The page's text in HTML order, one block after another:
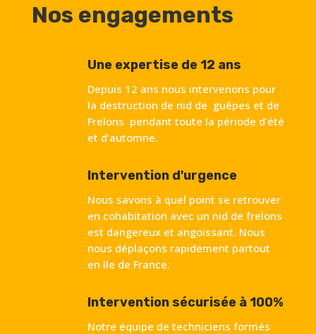
Nos engagements
Une expertise de 12 ans
Depuis 12 ans nous intervenons pour
la destruction de nid de guêpes et de
Frelons pendant toute la période d’été
et d’automne.
Intervention d'urgence
Nous savons à quel point se retrouver
en cohabitation avec un nid de frelons
est dangereux et angoissant. Nous
nous déplaçons rapidement partout
en Ile de France.
Intervention sécurisée à 100%
Notre équipe de techniciens formés